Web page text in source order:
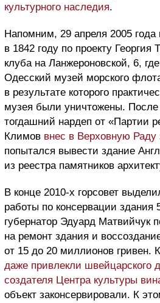
культурного наследия.
Напомним, 29 апреля 2005 года
в 1842 году по проекту Георгия
клуба на Ланжероновской, 6,
Одесский музей морского
в результате которого
музея были уничтожены. После
тогдашний нардеп от «Партии
Климов внес в Верховную Раду
попытался вывести здание
из реестра памятников
В конце 2010-х горсовет
работы по консервации здания
губернатор Эдуард Матвийчук
на ремонт здания и
от 15 до 20 миллионов гривен.
даже привлекли швейцарского
создателя Центра культуры
объект законсервировали. К